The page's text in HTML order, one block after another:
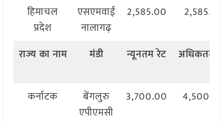
हिमाचल
प्रदेश
एसएमवाई
नालागढ़
2,585.00
राज्यकानाम मंडी न्यूनतमरेट अधिकतम
कर्नाटक
बेंगलुरु
एपीएमसी
3,700.00